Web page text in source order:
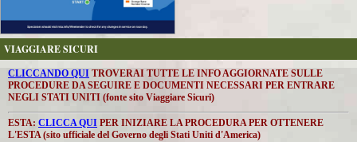
VIAGGIARE SICURI
CLICCANDO QUI TROVERAI TUTTE LE INFO AGGIORNATE SULLE
PROCEDURE DA SEGUIRE E DOCUMENTI NECESSARI PER ENTRARE
NEGLI STATI UNITI (fonte sito Viaggiare Sicuri)
ESTA: CLICCA QUI PER INIZIARE LA PROCEDURA PER OTTENERE
L'ESTA (sito ufficiale del Governo degli Stati Uniti d'America)